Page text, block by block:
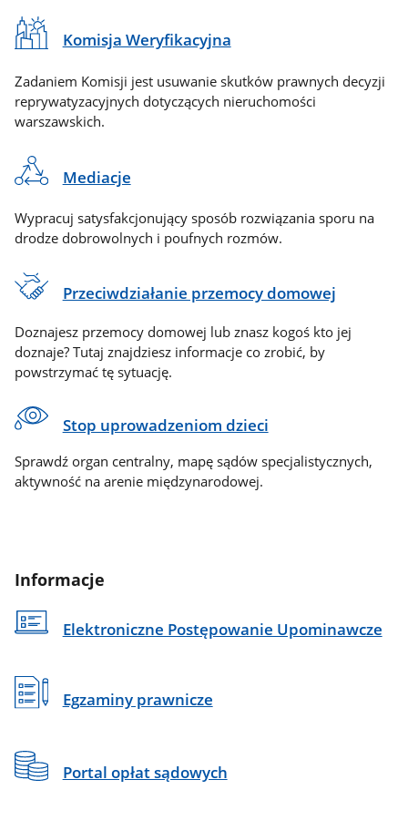
Komisja Weryfikacyjna
Zadaniem Komisji jest usuwanie skutków prawnych decyzji
reprywatyzacyjnych dotyczących nieruchomości
warszawskich.
Mediacje
Wypracuj satysfakcjonujący sposób rozwiązania sporu na
drodze dobrowolnych i poufnych rozmów.
Przeciwdziałanie przemocy domowej
Doznajesz przemocy domowej lub znasz kogoś kto jej
doznaje? Tutaj znajdziesz informacje co zrobić, by
powstrzymać tę sytuację.
Stop uprowadzeniom dzieci
Sprawdź organ centralny, mapę sądów specjalistycznych,
aktywność na arenie międzynarodowej.
Informacje
Elektroniczne Postępowanie Upominawcze
Egzaminy prawnicze
Portal opłat sądowych